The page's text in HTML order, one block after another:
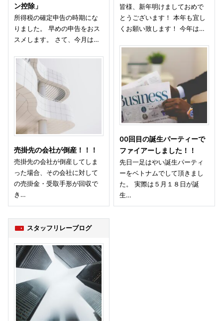
ン控除」
所得税の確定申告の時期にな
りました。 早めの申告をおス
スメします。 さて、今月は…
売掛先の会社が倒産！！！
売掛先の会社が倒産してしま
った場合、その会社に対して
の売掛金・受取手形が回収で
き…
皆様、新年明けましておめで
とうございます！ 本年も宜し
くお願い致します！ 今年は…
00回目の誕生パーティーで
ファイアーしました！！
先日一足はやい誕生パーティ
ーをベトナムでして頂きまし
た。 実際は５月１８日が誕
生…
スタッフリレーブログ